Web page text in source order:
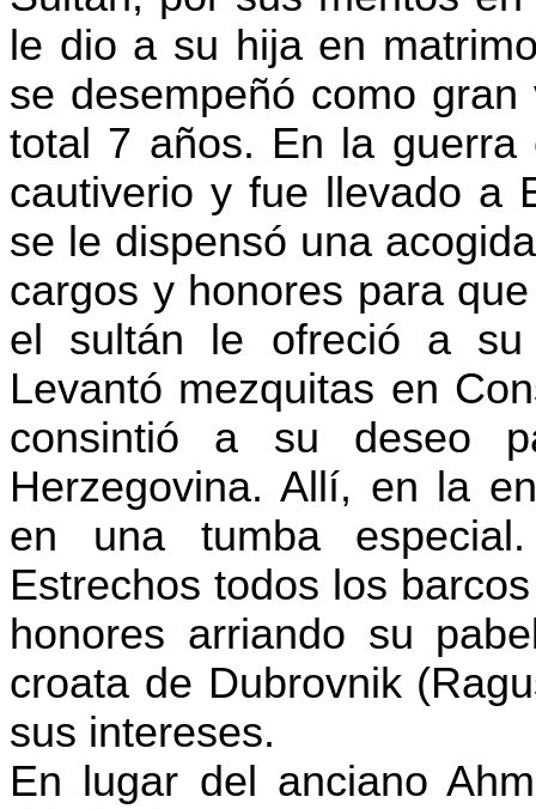
le dio a su hija en
se desempeñó como
total 7 años. En la
cautiverio y fue llevado a
se le dispensó una
cargos y honores para
el sultán le ofreció a su
Levantó mezquitas en
consintió a su deseo
Herzegovina. Allí, en la
en una tumba
Estrechos todos los
honores arriando su
croata de Dubrovnik
sus intereses.
En lugar del anciano